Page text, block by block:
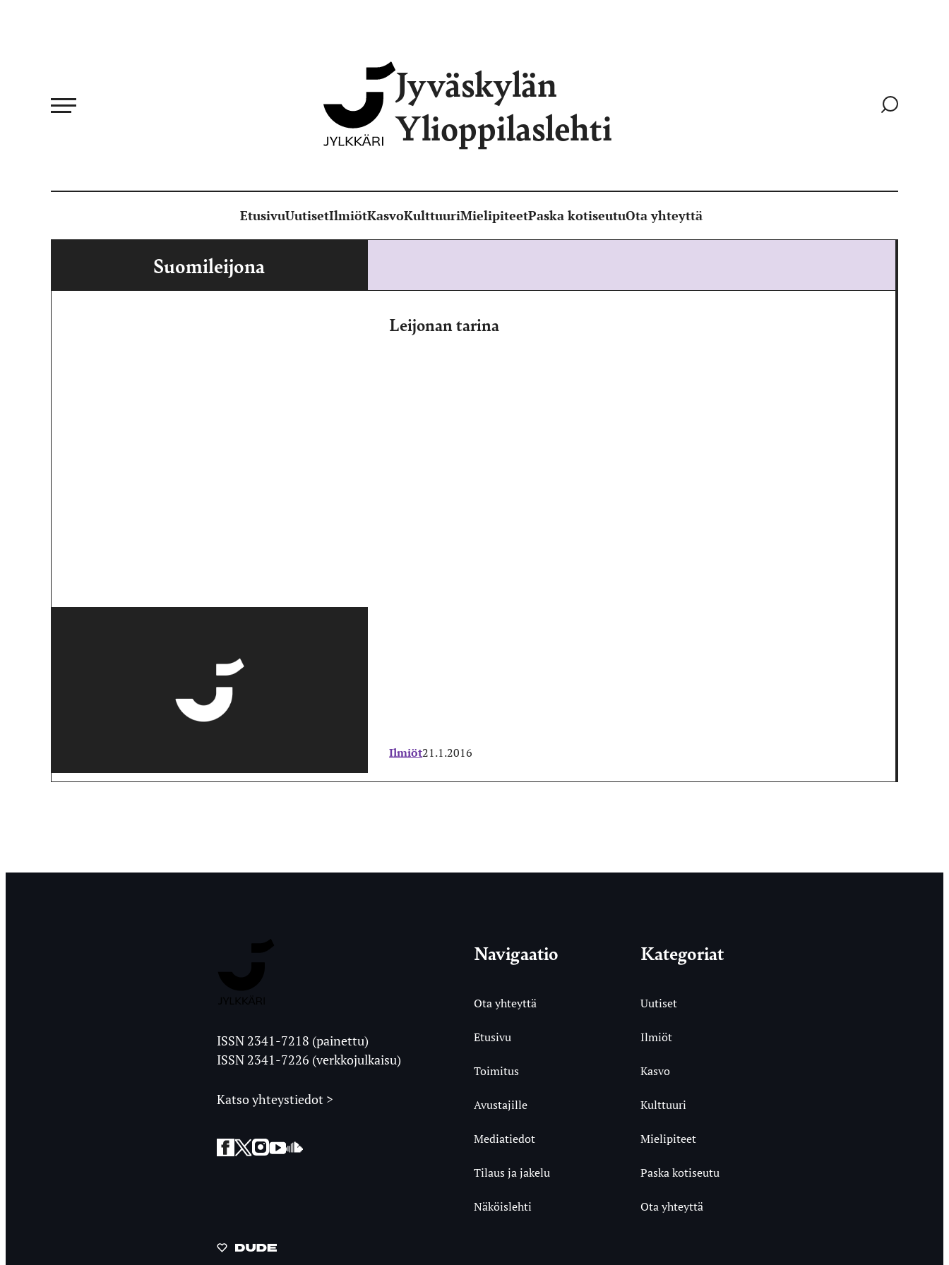
Jyväskylän
Ylioppilaslehti
Siirry
EtusivuUutisetIlmiötKasvoKulttuuriMielipiteetPaska kotiseutuOta yhteyttä
Suomileijona
Leijonan tarina
Ilmiöt21.1.2016
Ylioppilaslehti
ISSN 2341-7218 (painettu)
ISSN 2341-7226 (verkkojulkaisu)
Katso yhteystiedot >
Facebook
Twitter
Instagram
YouTubeSoundCloud
Navigaatio
Ota yhteyttä
Etusivu
Toimitus
Avustajille
Mediatiedot
Tilaus ja jakelu
Näköislehti
Kategoriat
Uutiset
Ilmiöt
Kasvo
Kulttuuri
Mielipiteet
Paska kotiseutu
Ota yhteyttä